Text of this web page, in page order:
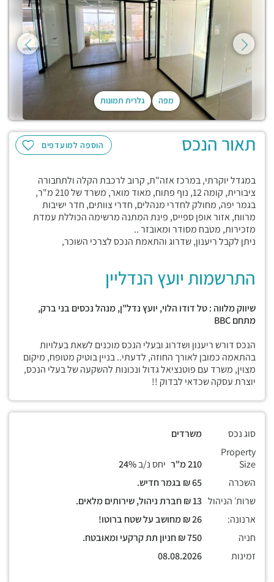
מפה גלרית תמונות
הוספה למועדפים תאור הנכס
במגדל יוקרתי, במרכז אזה"ת, קרוב לרכבת הקלה ולתחבורה
ציבורית, קומה 12, נוף פתוח, מאוד מואר, משרד של 210 מ"ר,
בגמר יפה, מחולק לחדרי מנהלים, חדרי צוותים, חדר ישיבות
מרווח, אזור אופן ספייס, פינת המתנה מרשימה הכוללת עמדת
מזכירות, מטבח מסודר ומאובזר ..
ניתן לקבל ריענון, שדרוג והתאמת הנכס לצרכי השוכר,
התרשמות יועץ הנדליין
שיווק מלווה : טל דודו הלוי, יועץ נדל"ן, מנהל נכסים בני ברק,
מתחםBBC
הנכס דורש ריענון ושדרוג ובעלי הנכס מוכנים לשאת בעלויות
בהתאמה כמובן לאורך החוזה, לדעתי.. בניין בוטיק מטופח, מיקום
מצוין, משרד עם פוטנציאל גדול ונכונות להשקעה של בעלי הנכס,
יוצרת עסקה שכדאי לבדוק !!
סוג נכס
משרדים
Property
Size
יחס נ/ב
השכרה
שרות׳ הניהול
ארנונה:
חניה
זמינות